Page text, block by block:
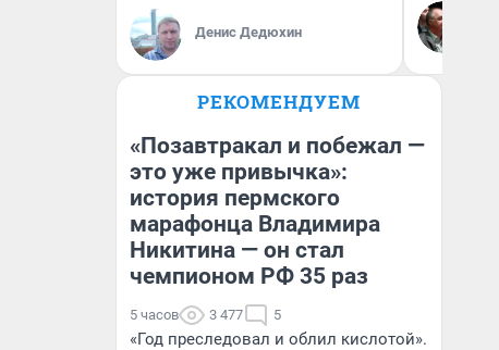
Денис Дедюхин
РЕКОМЕНДУЕМ
«Позавтракал и побежал —
это уже привычка»:
история пермского
марафонца Владимира
Никитина — он стал
чемпионом РФ 35 раз
5 часов 3 477 5
«Год преследовал и облил кислотой».